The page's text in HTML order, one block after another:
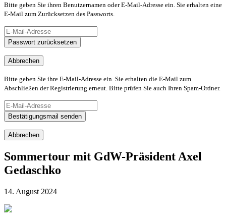
Bitte geben Sie ihren Benutzernamen oder E-Mail-Adresse ein. Sie erhalten eine
E-Mail zum Zurücksetzen des Passworts.
Passwort zurücksetzen
Abbrechen
Bitte geben Sie ihre E-Mail-Adresse ein. Sie erhalten die E-Mail zum
Abschließen der Registrierung erneut. Bitte prüfen Sie auch Ihren Spam-Ordner.
Bestätigungsmail senden
Abbrechen
Sommertour mit GdW-Präsident Axel
Gedaschko
14. August 2024